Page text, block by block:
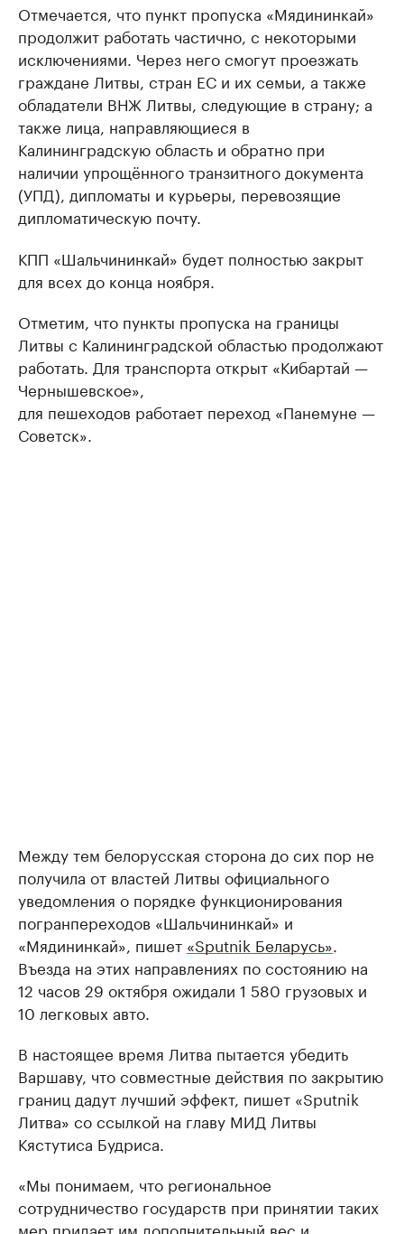
Отмечается, что пункт пропуска «Мядининкай»
продолжит работать частично, с некоторыми
исключениями. Через него смогут проезжать
граждане Литвы, стран ЕС и их семьи, а также
обладатели ВНЖ Литвы, следующие в страну; а
также лица, направляющиеся в
Калининградскую область и обратно при
наличии упрощённого транзитного документа
(УПД), дипломаты и курьеры, перевозящие
дипломатическую почту.
КПП «Шальчининкай» будет полностью закрыт
для всех до конца ноября.
Отметим, что пункты пропуска на границы
Литвы с Калининградской областью продолжают
работать. Для транспорта открыт «Кибартай —
Чернышевское»,
для пешеходов работает переход «Панемуне —
Советск».
Между тем белорусская сторона до сих пор не
получила от властей Литвы официального
уведомления о порядке функционирования
погранпереходов «Шальчининкай» и
«Мядининкай», пишет «Sputnik Беларусь»
Въезда на этих направлениях по состоянию на
12 часов 29 октября ожидали 1 580 грузовых и
10 легковых авто.
В настоящее время Литва пытается убедить
Варшаву, что совместные действия по закрытию
границ дадут лучший эффект, пишет «Sputnik
Литва» со ссылкой на главу МИД Литвы
Кястутиса Будриса.
«Мы понимаем, что региональное
сотрудничество государств при принятии таких
мер придает им дополнительный вес и